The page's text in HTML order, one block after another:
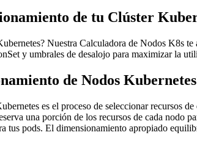
de tu Clúster
Nuestra Calculadora de Nodos K8s
y umbrales de desalojo para maximizar la
de Nodos
es el proceso de seleccionar recursos
una porción de los recursos de cada nodo
tus pods. El dimensionamiento apropiado